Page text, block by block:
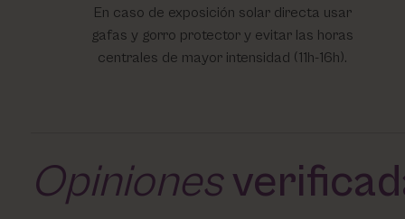
En caso de exposición solar directa usar
gafas y gorro protector y evitar las horas
centrales de mayor intensidad (11h-16h).
Opiniones